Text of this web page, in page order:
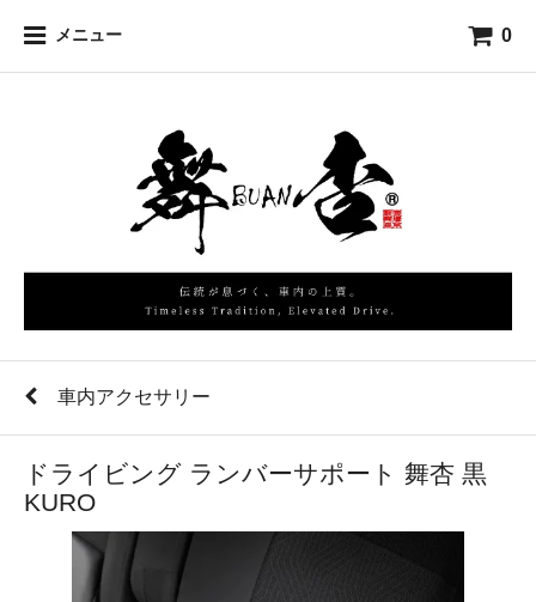
メニュー 0
車内アクセサリー
ドライビング ランバーサポート 舞杏 黒
KURO